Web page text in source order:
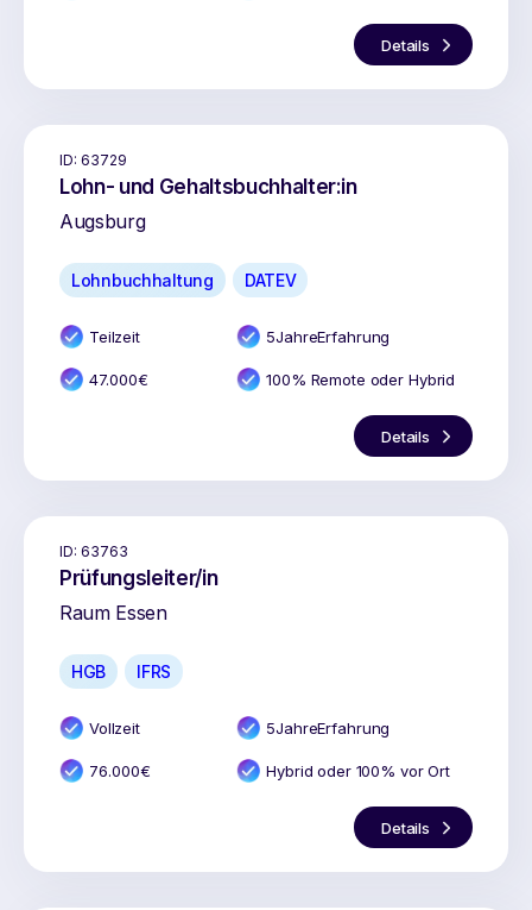
Details
ID: 63729
Lohn- und Gehaltsbuchhalter:in
Augsburg
Lohnbuchhaltung DATEV
Teilzeit 5JahreErfahrung
47.000€ 100% Remote oder Hybrid
Details
ID: 63763
Prüfungsleiter/in
Raum Essen
HGB IFRS
Vollzeit 5JahreErfahrung
76.000€ Hybrid oder 100% vor Ort
Details